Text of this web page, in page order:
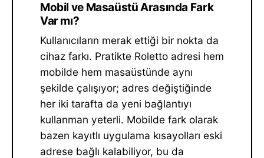
Mobil ve Masaüstü Arasında Fark
Var mı?
Kullanıcıların merak ettiği bir nokta da
cihaz farkı. Pratikte Roletto adresi hem
mobilde hem masaüstünde aynı
şekilde çalışıyor; adres değiştiğinde
her iki tarafta da yeni bağlantıyı
kullanman yeterli. Mobilde fark olarak
bazen kayıtlı uygulama kısayolları eski
adrese bağlı kalabiliyor, bu da